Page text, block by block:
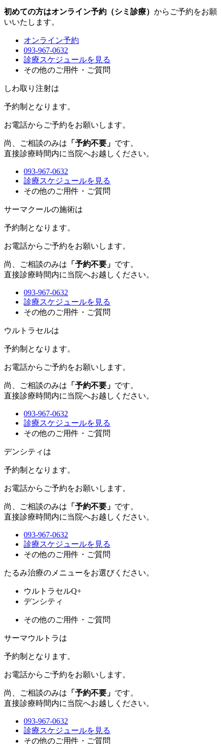
初めての方はオンライン予約（シミ診療） からご予約をお願
いいたします。
オンライン予約
093-967-0632
診療スケジュールを見る
その他のご用件・ご質問
しわ取り注射は
予約制 となります。
お電話からご予約をお願いします。
尚、ご相談のみは 「予約不要」 です。
直接診療時間内に当院へお越しください。
093-967-0632
診療スケジュールを見る
その他のご用件・ご質問
サーマクールの施術は
予約制 となります。
お電話からご予約をお願いします。
尚、ご相談のみは 「予約不要」 です。
直接診療時間内に当院へお越しください。
093-967-0632
診療スケジュールを見る
その他のご用件・ご質問
ウルトラセルは
予約制 となります。
お電話からご予約をお願いします。
尚、ご相談のみは 「予約不要」 です。
直接診療時間内に当院へお越しください。
093-967-0632
診療スケジュールを見る
その他のご用件・ご質問
デンシティは
予約制 となります。
お電話からご予約をお願いします。
尚、ご相談のみは 「予約不要」 です。
直接診療時間内に当院へお越しください。
093-967-0632
診療スケジュールを見る
その他のご用件・ご質問
たるみ治療のメニューをお選びください。
ウルトラセルQ+
デンシティ
その他のご用件・ご質問
サーマウルトラは
予約制 となります。
お電話からご予約をお願いします。
尚、ご相談のみは 「予約不要」 です。
直接診療時間内に当院へお越しください。
093-967-0632
診療スケジュールを見る
その他のご用件・ご質問